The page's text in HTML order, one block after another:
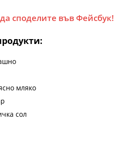
споделите във Фейсбук!
мляко
сол